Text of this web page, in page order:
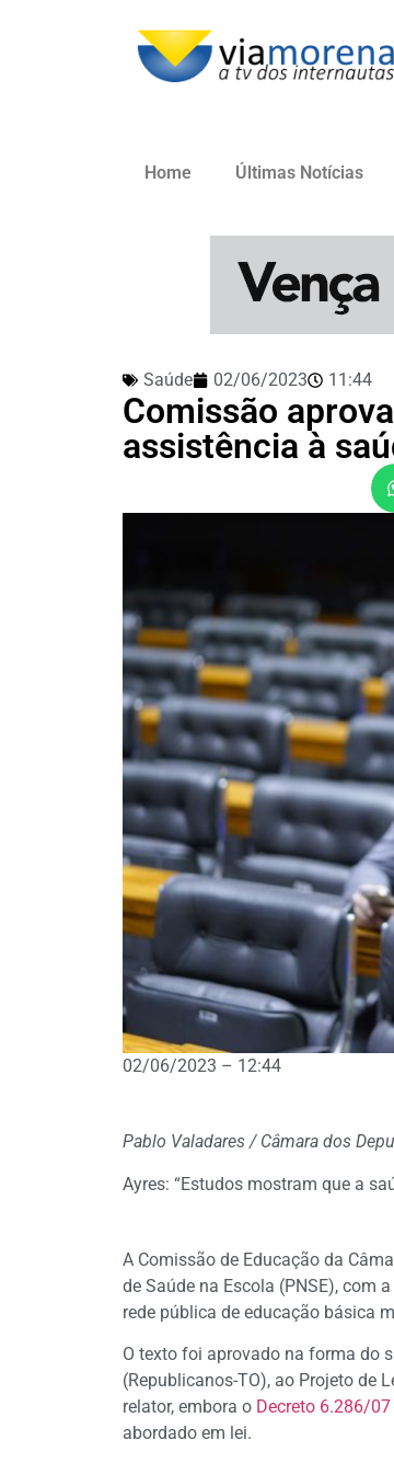
Home Últimas Notícias
Saúde 02/06/2023 11:44
Comissão
assistência à
02/06/2023 – 12:44
Pablo Valadares / Câmara dos
Ayres: “Estudos mostram que a
A Comissão de Educação da
de Saúde na Escola (PNSE), com
rede pública de educação básica
O texto foi aprovado na forma do
(Republicanos-TO), ao Projeto de
relator, embora o Decreto 6.286/07
abordado em lei.